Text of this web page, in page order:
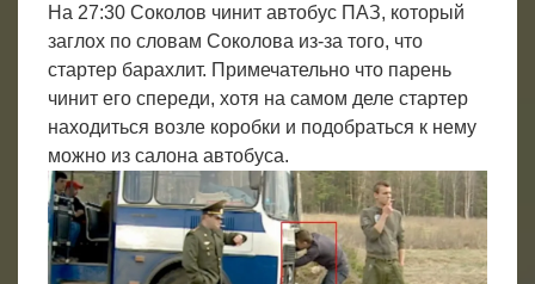
На 27:30 Соколов чинит автобус ПАЗ, который
заглох по словам Соколова из-за того, что
стартер барахлит. Примечательно что парень
чинит его спереди, хотя на самом деле стартер
находиться возле коробки и подобраться к нему
можно из салона автобуса.